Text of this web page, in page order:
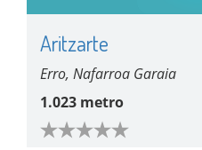
Aritzarte
Erro, Nafarroa Garaia
1.023 metro